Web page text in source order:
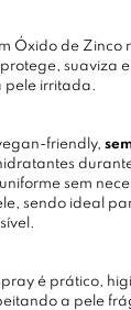
Óxido de
suaviza
pele irritada.
friendly,
sem
sendo ideal
é prático,
a pele